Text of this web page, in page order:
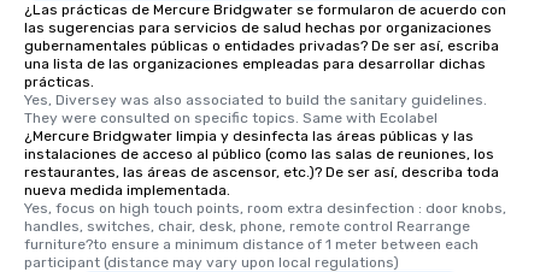
¿Las prácticas de Mercure Bridgwater se formularon de acuerdo con
las sugerencias para servicios de salud hechas por organizaciones
gubernamentales públicas o entidades privadas? De ser así, escriba
una lista de las organizaciones empleadas para desarrollar dichas
prácticas.
Yes, Diversey was also associated to build the sanitary guidelines.
They were consulted on specific topics. Same with Ecolabel
¿Mercure Bridgwater limpia y desinfecta las áreas públicas y las
instalaciones de acceso al público (como las salas de reuniones, los
restaurantes, las áreas de ascensor, etc.)? De ser así, describa toda
nueva medida implementada.
Yes, focus on high touch points, room extra desinfection : door knobs,
handles, switches, chair, desk, phone, remote control Rearrange
furniture?to ensure a minimum distance of 1 meter between each
participant (distance may vary upon local regulations)